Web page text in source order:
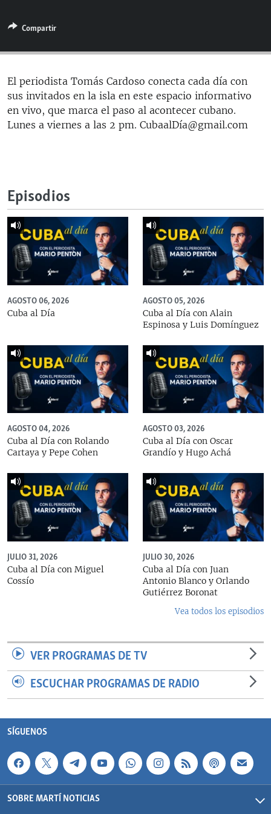
ESPECIALES
ESPECIALES
LA REALIDAD DE LA VIVIENDA EN CUBA
SER VIEJO EN CUBA
KENTU-CUBANO
MULTIMEDIA
EDITORIALES
SÍGUENOS
Compartir
El periodista Tomás Cardoso conecta cada día con
sus invitados en la isla en este espacio informativo
en vivo, que marca el paso al acontecer cubano.
Lunes a viernes a las 2 pm. CubaalDía@gmail.com
Episodios
AGOSTO 06, 2026
Cuba al Día
AGOSTO 05, 2026
Cuba al Día con Alain
Espinosa y Luis Domínguez
AGOSTO 04, 2026
Cuba al Día con Rolando
Cartaya y Pepe Cohen
AGOSTO 03, 2026
Cuba al Día con Oscar
Grandío y Hugo Achá
JULIO 31, 2026
Cuba al Día con Miguel
Cossío
JULIO 30, 2026
Cuba al Día con Juan
Antonio Blanco y Orlando
Gutiérrez Boronat
Vea todos los episodios
VER PROGRAMAS DE TV
ESCUCHAR PROGRAMAS DE RADIO
SÍGUENOS
SOBRE MARTÍ NOTICIAS